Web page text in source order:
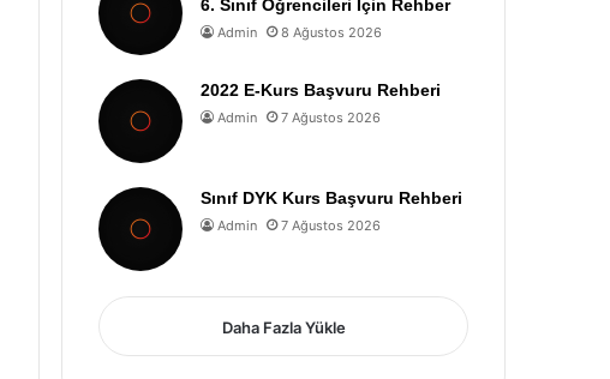
6. Sınıf Öğrencileri İçin Rehber
Admin 8 Ağustos 2026
2022 E-Kurs Başvuru Rehberi
Admin 7 Ağustos 2026
Sınıf DYK Kurs Başvuru Rehberi
Admin 7 Ağustos 2026
Daha Fazla Yükle